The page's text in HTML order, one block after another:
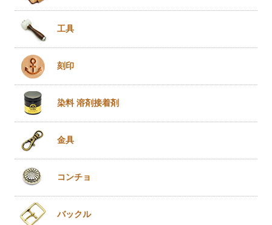
工具
刻印
染料 溶剤接着剤
金具
コンチョ
バックル